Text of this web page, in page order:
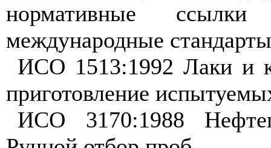
нормативные
ссылки
международные стандарты
ИСО 1513:1992 Лаки и
приготовление
ИСО 3170:1988